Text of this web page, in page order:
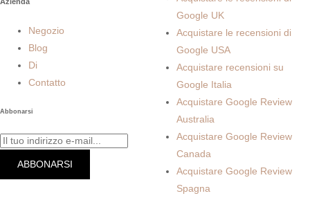
Negozio
Blog
Di
Contatto
Abbonarsi
ABBONARSI
Google UK
Acquistare le recensioni di
Google USA
Acquistare recensioni su
Google Italia
Acquistare Google Review
Australia
Acquistare Google Review
Canada
Acquistare Google Review
Spagna